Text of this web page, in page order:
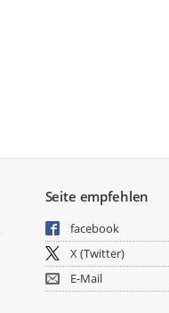
Seite empfehlen
facebook
X (Twitter)
E-Mail